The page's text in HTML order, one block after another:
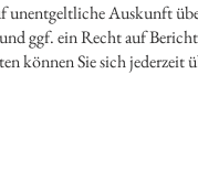
unentgeltliche Auskunft
ggf. ein Recht auf
können Sie sich jederzeit